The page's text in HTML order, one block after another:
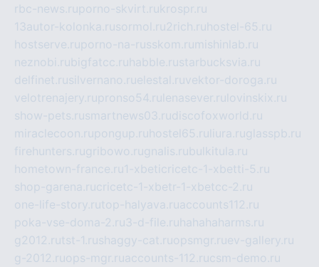
rbc-news.ruporno-skvirt.rukrospr.ru
13autor-kolonka.rusormol.ru2rich.ru hostel-65.ru
hostserve.ruporno-na-russkom.ru mishinlab.ru
neznobi.rubigfatcc.ru habble.rustarbucksvia.ru
delfinet.rusilvernano.ruelestal.ruvektor-doroga.ru
velotrenajery.rupronso54.ru lenasever.ru lovinskix.ru
show-pets.rusmartnews03.rudiscofoxworld.ru
miraclecoon.rupongup.ru hostel65.ru liura.ruglasspb.ru
firehunters.rugribowo.rugnalis.rubulkitula.ru
hometown-france.ru1-xbeticricetc-1-xbetti-5.ru
shop-garena.rucricetc-1-xbetr-1-xbetcc-2.ru
one-life-story.rutop-halyava.ruaccounts112.ru
poka-vse-doma-2.ru3-d-file.ru hahahaharms.ru
g2012.rutst-1.rushaggy-cat.ruopsmgr.ruev-gallery.ru
g-2012.ruops-mgr.ruaccounts-112.rucsm-demo.ru